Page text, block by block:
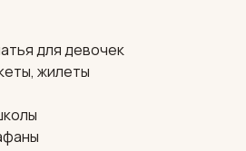
для девочек
жилеты